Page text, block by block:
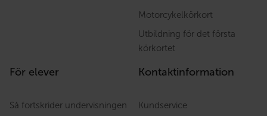
Motorcykelkörkort
Utbildning för det första
körkortet
För elever
Så fortskrider undervisningen
Kontaktinformation
Kundservice